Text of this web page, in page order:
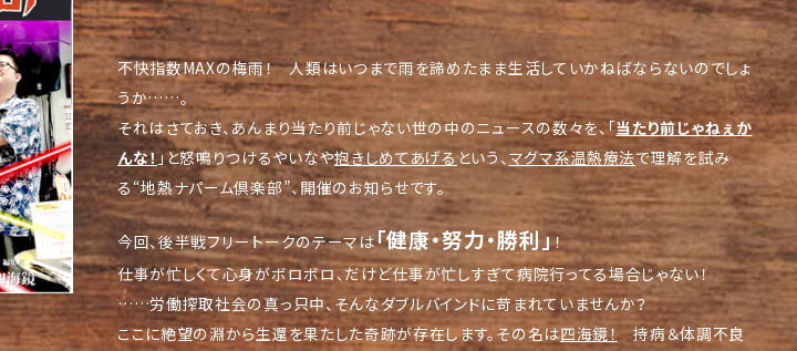
不快指数MAXの梅雨！ 人類はいつまで雨を諦めたまま生活していかねばならないのでしょ
うか……。
それはさておき、あんまり当たり前じゃない世の中のニュースの数々を、「当たり前じゃねぇか
んな！」と怒鳴りつけるやいなや抱きしめてあげるという、マグマ系温熱療法で理解を試み
る“地熱ナパーム倶楽部”、開催のお知らせです。
今回、後半戦フリートークのテーマは「健康・努力・勝利」！
仕事が忙しくて心身がボロボロ、だけど仕事が忙しすぎて病院行ってる場合じゃない！
……労働搾取社会の真っ只中、そんなダブルバインドに苛まれていませんか？
ここに絶望の淵から生還を果たした奇跡が存在します。その名は四海鏡！持病＆体調不良